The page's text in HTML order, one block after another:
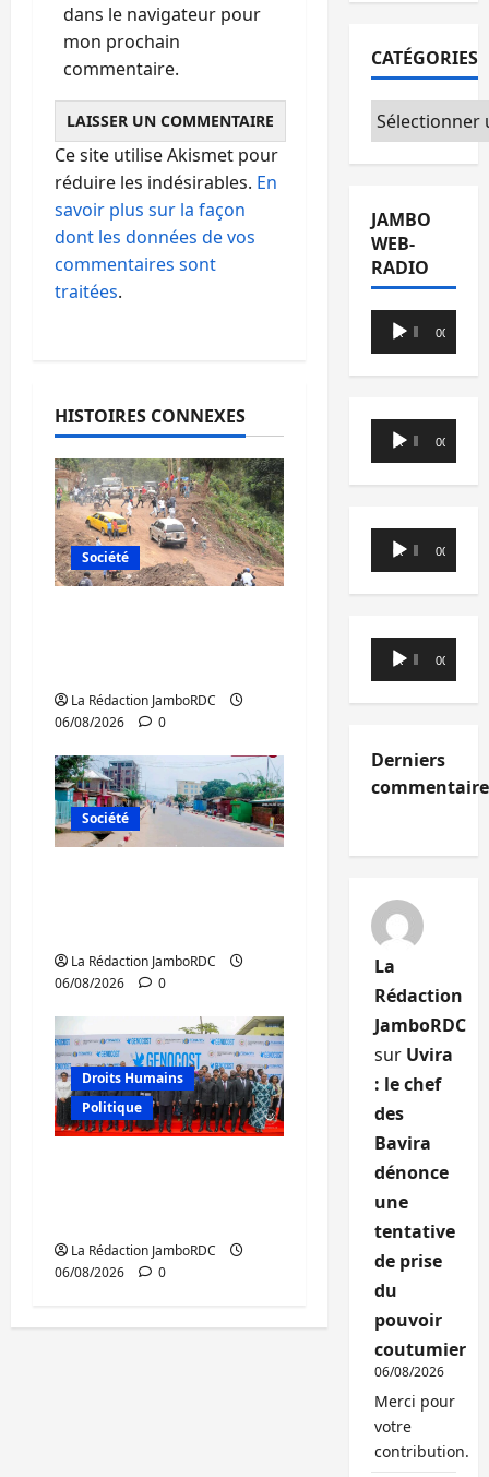
dans le navigateur pour
mon prochain
commentaire.
Ce site utilise Akismet pour
réduire les indésirables. En
savoir plus sur la façon
dont les données de vos
commentaires sont
traitées.
HISTOIRES CONNEXES
Société
La Rédaction JamboRDC
06/08/2026
0
Société
La Rédaction JamboRDC
06/08/2026
0
Droits Humains
Politique
La Rédaction JamboRDC
06/08/2026
0
CATÉGORIES
Catégories
JAMBO
WEB-
RADIO
Lecteur
audio
00:00 00:00
Lecteur
audio
00:00 00:00
Lecteur
audio
00:00 00:00
Lecteur
audio
00:00 00:00
Derniers
La
Rédaction
JamboRDC
sur Uvira
: le chef
des
Bavira
dénonce
une
tentative
de prise
du
pouvoir
coutumier
06/08/2026
Merci pour
votre
contribution.